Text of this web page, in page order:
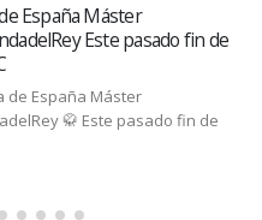
España Máster
Este pasado fin de
de España Máster
🥋 Este pasado fin de